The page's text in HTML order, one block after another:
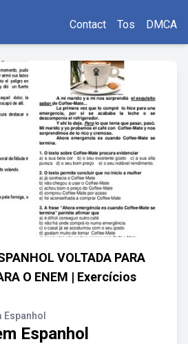
Contact Tos DMCA
VOLTADA PARA
O ENEM | Exercícios
Espanhol
Espanhol